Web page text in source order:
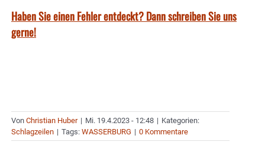
Haben Sie einen Fehler entdeckt? Dann schreiben Sie uns
gerne!
Von Christian Huber | Mi. 19.4.2023 - 12:48 | Kategorien:
Schlagzeilen | Tags: WASSERBURG | 0 Kommentare